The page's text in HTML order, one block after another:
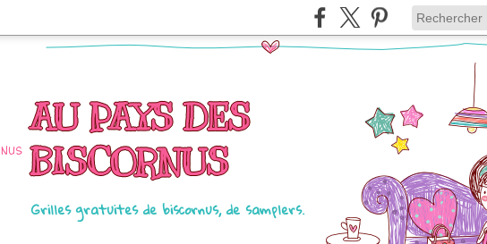
AU PAYS DES
BISCORNUS
Grilles gratuites de biscornus, de samplers.